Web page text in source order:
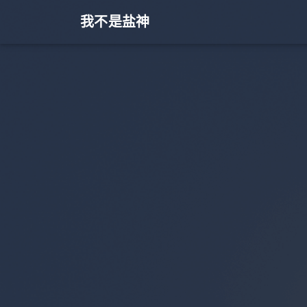
我不是盐神